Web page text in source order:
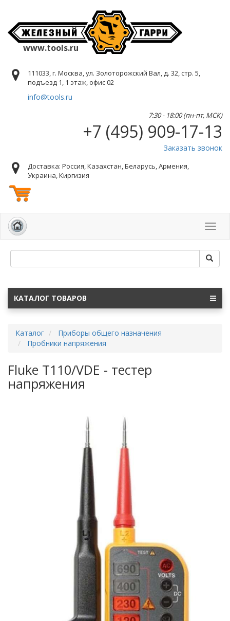
www.tools.ru
111033, г. Москва, ул. Золоторожский Вал, д. 32, стр. 5,
подъезд 1, 1 этаж, офис 02
info@tools.ru
7:30 - 18:00 (пн-пт, МСК)
+7 (495) 909-17-13
Заказать звонок
Доставка: Россия, Казахстан, Беларусь, Армения,
Украина, Киргизия
КАТАЛОГ ТОВАРОВ
Каталог
Приборы общего назначения
Пробники напряжения
Fluke T110/VDE - тестер
напряжения